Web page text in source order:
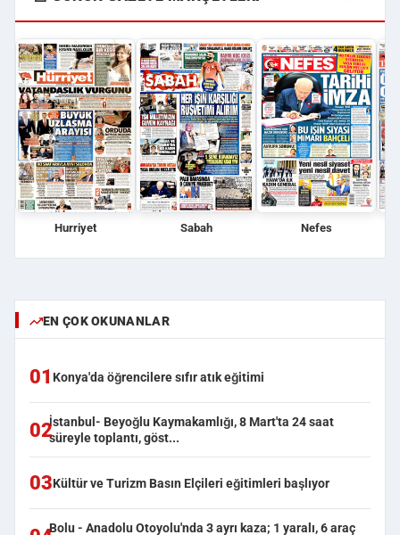
Hurriyet Sabah Nefes
EN ÇOK OKUNANLAR
01 Konya'da öğrencilere sıfır atık eğitimi
02İstanbul- Beyoğlu Kaymakamlığı, 8 Mart'ta 24 saat
süreyle toplantı, göst...
03Kültür ve Turizm Basın Elçileri eğitimleri başlıyor
Bolu - Anadolu Otoyolu'nda 3 ayrı kaza; 1 yaralı, 6 araç